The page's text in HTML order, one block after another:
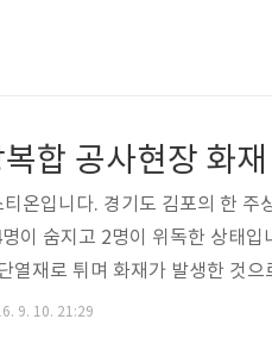
합 공사현장 화
온입니다. 경기도 김포의 한
이 숨지고 2명이 위독한 상태
열재로 튀며 화재가 발생한 것
10일 오후 1시 38분께 경기도 김
9. 10. 21:29